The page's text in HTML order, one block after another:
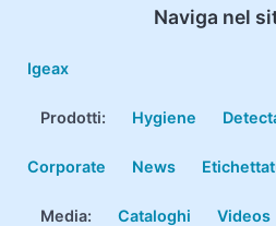
Naviga nel
Igeax
Prodotti: Hygiene
Corporate News
Media: Cataloghi Videos